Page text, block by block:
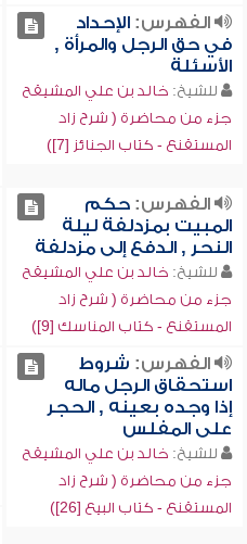
الفهرس:الإحداد
في حق الرجل والمرأة ,
الأسئلة
للشيخ: خالد بن علي المشيقح
جزء من محاضرة ( شرح زاد
المستقنع - كتاب الجنائز [7])
الفهرس:حكم
المبيت بمزدلفة ليلة
النحر , الدفع إلى مزدلفة
للشيخ: خالد بن علي المشيقح
جزء من محاضرة ( شرح زاد
المستقنع - كتاب المناسك [9])
الفهرس: شروط
استحقاق الرجل ماله
إذا وجده بعينه , الحجر
على المفلس
للشيخ: خالد بن علي المشيقح
جزء من محاضرة ( شرح زاد
المستقنع - كتاب البيع [26])